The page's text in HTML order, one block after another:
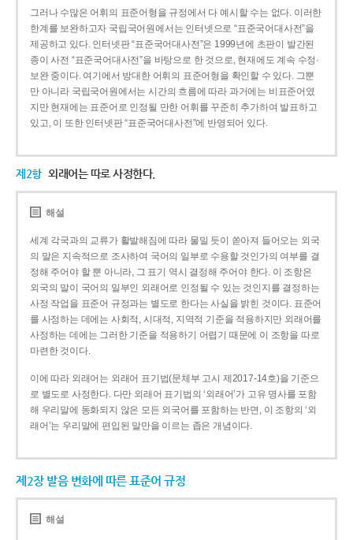
그러나 수많은 어휘의 표준어형을 규정에서 다 예시할 수는 없다. 이러한
한계를 보완하고자 국립국어원에서는 인터넷으로 “표준국어대사전”을
제공하고 있다. 인터넷판 “표준국어대사전”은 1999년에 초판이 발간된
종이 사전 “표준국어대사전”을 바탕으로 한 것으로, 현재에도 계속 수정·
보완 중이다. 여기에서 방대한 어휘의 표준어형을 확인할 수 있다. 그뿐
만 아니라 국립국어원에서는 시간의 흐름에 따라 과거에는 비표준어였
지만 현재에는 표준어로 인정될 만한 어휘를 꾸준히 추가하여 발표하고
있고, 이 또한 인터넷판 “표준국어대사전”에 반영되어 있다.
제2항 외래어는 따로 사정한다.
해설
세계 각국과의 교류가 활발해짐에 따라 물밀 듯이 쏟아져 들어오는 외국
의 말은 지속적으로 조사하여 국어의 일부로 수용할 것인가의 여부를 결
정해 주어야 할 뿐 아니라, 그 표기 역시 결정해 주어야 한다. 이 조항은
외국의 말이 국어의 일부인 외래어로 인정될 수 있는 것인지를 결정하는
사정 작업을 표준어 규정과는 별도로 한다는 사실을 밝힌 것이다. 표준어
를 사정하는 데에는 사회적, 시대적, 지역적 기준을 적용하지만 외래어를
사정하는 데에는 그러한 기준을 적용하기 어렵기 때문에 이 조항을 따로
마련한 것이다.
이에 따라 외래어는 외래어 표기법(문체부 고시 제2017-14호)을 기준으
로 별도로 사정한다. 다만 외래어 표기법의 ‘외래어’가 고유 명사를 포함
해 우리말에 동화되지 않은 모든 외국어를 포함하는 반면, 이 조항의 ‘외
래어’는 우리말에 편입된 말만을 이르는 좁은 개념이다.
제2장 발음 변화에 따른 표준어 규정
해설